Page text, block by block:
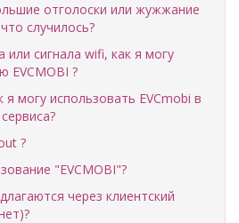
отголоски или жужжание
случилось?
или сигнала wifi, как я могу
EVCMOBI ?
могу использовать EVCmobi в
?
"EVCMOBI"?
через клиентский